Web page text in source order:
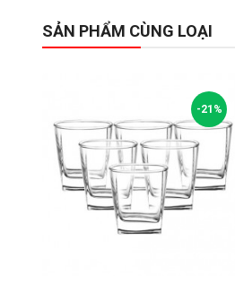
SẢN PHẨM CÙNG LOẠI
-21%